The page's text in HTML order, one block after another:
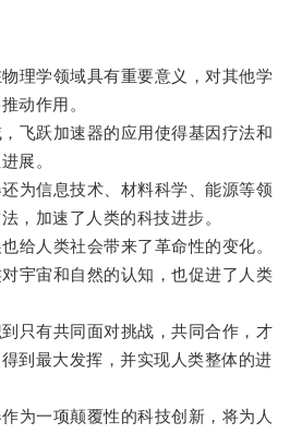
学领域具有重要意义，对其他学
动作用。
跃加速器的应用使得基因疗法和
展。
信息技术、材料科学、能源等领
，加速了人类的科技进步。
人类社会带来了革命性的变化。
宙和自然的认知，也促进了人类
有共同面对挑战，共同合作，才
到最大发挥，并实现人类整体的进
一项颠覆性的科技创新，将为人